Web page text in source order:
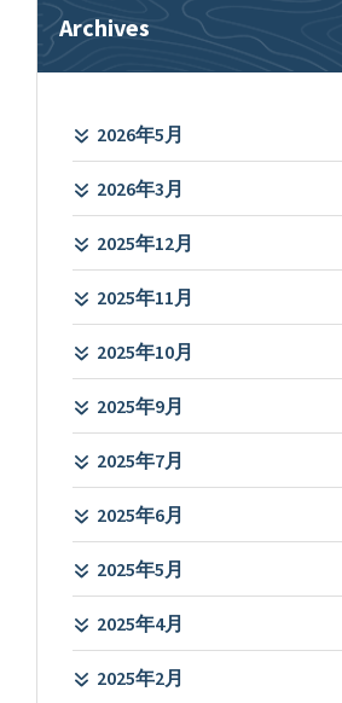
Archives
2026年5月
2026年3月
2025年12月
2025年11月
2025年10月
2025年9月
2025年7月
2025年6月
2025年5月
2025年4月
2025年2月